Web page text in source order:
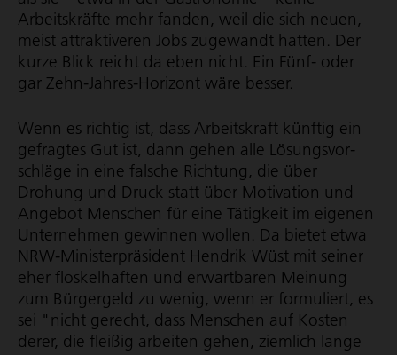
Arbeitskräfte mehr fanden, weil die sich neuen,
meist attraktiveren Jobs zugewandt hatten. Der
kurze Blick reicht da eben nicht. Ein Fünf- oder
gar Zehn-Jahres-Horizont wäre besser.
Wenn es richtig ist, dass Arbeitskraft künftig ein
gefragtes Gut ist, dann gehen alle Lösungs­vor­
schläge in eine falsche Richtung, die über
Drohung und Druck statt über Motivation und
Angebot Menschen für eine Tätigkeit im eigenen
Unternehmen gewinnen wollen. Da bietet etwa
NRW-Minis­ter­prä­si­dent Hendrik Wüst mit seiner
eher floskelhaften und erwartbaren Meinung
zum Bürgergeld zu wenig, wenn er formuliert, es
sei "nicht gerecht, dass Menschen auf Kosten
derer, die fleißig arbeiten gehen, ziemlich lange